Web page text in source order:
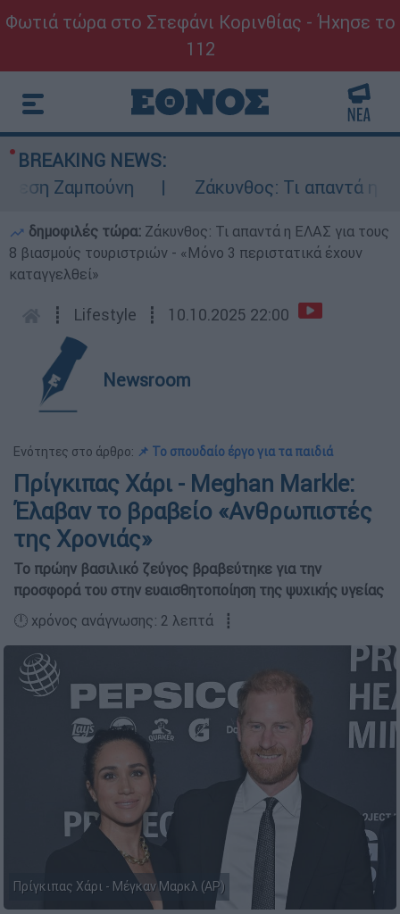
Φωτιά τώρα στο Στεφάνι Κορινθίας - Ήχησε το
112
BREAKING NEWS:
Ζαμπούνη
Ζάκυνθος: Τι απαντά η ΕΛΑΣ
δημοφιλές τώρα: Ζάκυνθος: Τι απαντά η ΕΛΑΣ για τους
8 βιασμούς τουριστριών - «Μόνο 3 περιστατικά έχουν
καταγγελθεί»
┋ Lifestyle ┋ 10.10.2025 22:00
Newsroom
Ενότητες στο άρθρο: 📌 Το σπουδαίο έργο για τα παιδιά
Πρίγκιπας Χάρι - Meghan Markle:
Έλαβαν το βραβείο «Ανθρωπιστές
της Χρονιάς»
Το πρώην βασιλικό ζεύγος βραβεύτηκε για την
προσφορά του στην ευαισθητοποίηση της ψυχικής υγείας
🕛 χρόνος ανάγνωσης: 2 λεπτά ┋
Πρίγκιπας Χάρι - Μέγκαν Μαρκλ (AP)